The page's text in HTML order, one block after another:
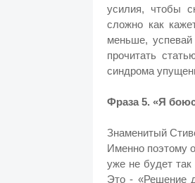
усилия, чтобы
сложно как
меньше,
прочитать
синдрома
Фраза 5. «Я
Знаменитый
Именно поэтому
уже не будет
Это - «Решение